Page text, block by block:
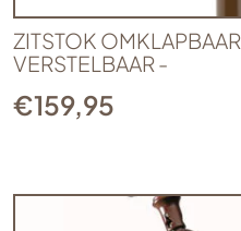
ZITSTOK
VERSTELBAAR -
€159,95